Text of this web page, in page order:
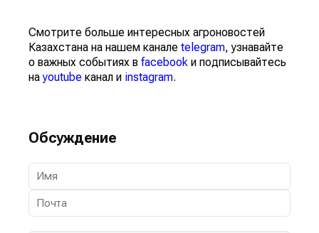
Смотрите больше интересных агроновостей
Казахстана на нашем канале telegram, узнавайте
о важных событиях в facebook и подписывайтесь
наyoutube канал и instagram.
Обсуждение